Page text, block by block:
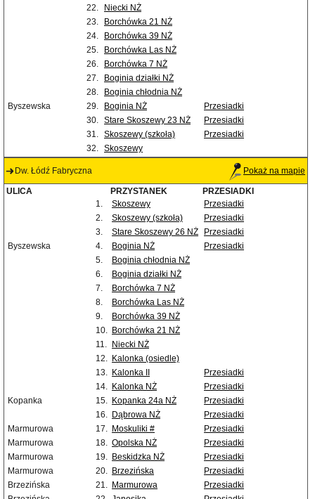
22.
Niecki NŻ
23.
Borchówka 21 NŻ
24.
Borchówka 39 NŻ
25.
Borchówka Las NŻ
26.
Borchówka 7 NŻ
27.
Boginia działki NŻ
28.
Boginia chłodnia NŻ
Byszewska
29. Boginia NŻ
Przesiadki
30. Stare Skoszewy 23 NŻ
Przesiadki
31. Skoszewy (szkoła)
Przesiadki
32. Skoszewy
Dw. Łódź Fabryczna Pokaż na mapie
ULICA PRZYSTANEK
PRZESIADKI
1.
Skoszewy
Przesiadki
2.
Skoszewy (szkoła)
Przesiadki
3.
Stare Skoszewy 26 NŻ
Przesiadki
Byszewska
4. Boginia NŻ
Przesiadki
5.
Boginia chłodnia NŻ
6.
Boginia działki NŻ
7.
Borchówka 7 NŻ
8.
Borchówka Las NŻ
9.
Borchówka 39 NŻ
10. Borchówka 21 NŻ
11.
Niecki NŻ
12. Kalonka (osiedle)
13. Kalonka II
Przesiadki
14. Kalonka NŻ
Przesiadki
Kopanka
15. Kopanka 24a NŻ
Przesiadki
16. Dąbrowa NŻ
Przesiadki
Marmurowa
17. Moskuliki #
Przesiadki
Marmurowa
18. Opolska NŻ
Przesiadki
Marmurowa
19. Beskidzka NŻ
Przesiadki
Marmurowa
20. Brzezińska
Przesiadki
Brzezińska
21. Marmurowa
Przesiadki